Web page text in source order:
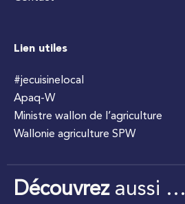
Lien utiles
#jecuisinelocal
Apaq-W
Ministre wallon de l’agriculture
Wallonie agriculture SPW
Découvrezaussi …